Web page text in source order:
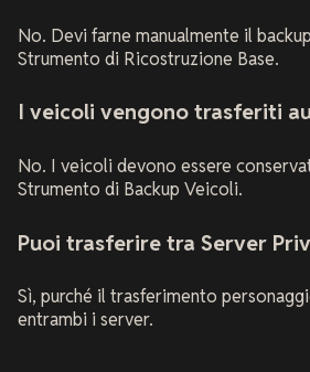
No. Devi farne manualmente il
Strumento di Ricostruzione Base.
I veicoli vengono trasferiti
No. I veicoli devono essere
Strumento di Backup Veicoli.
Puoi trasferire tra Server
Sì, purché il trasferimento
entrambi i server.